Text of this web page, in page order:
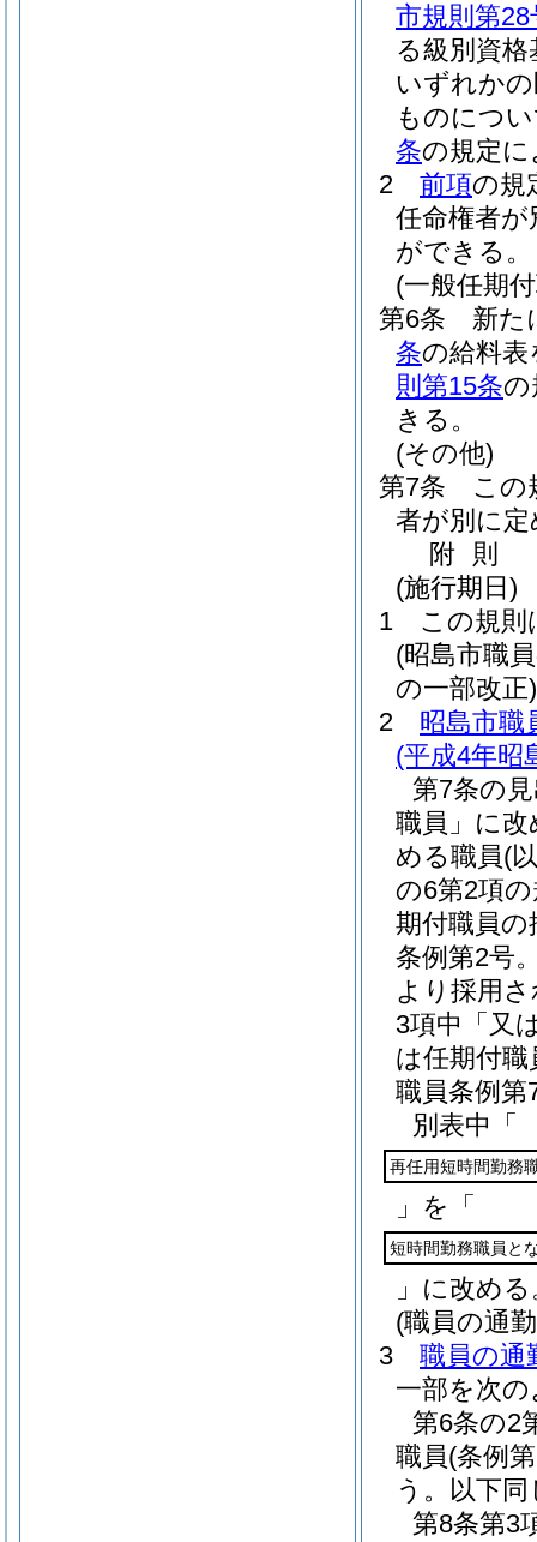
市規則第
る級別資
いずれか
ものにつ
条の規定
2
前項の規
任命権者
ができる。
(一般任期
第6条
新た
条の給料
則第15条の
きる。
(その他)
第7条
この
者が別に
附 則
(施行期日)
1
この規則
(昭島市職
の一部改正)
2
昭島市職
(平成4年昭
第7条の
職員」に
める職員(
の6第2項
期付職員
条例第2号
より採用
3項中「又
は任期付
職員条例第
別表中「
再任用短時間勤務
」を「
短時間勤務職員と
」に改め
(職員の通
3
職員の通
一部を次
第6条の2
職員(条例
う。以下同
第8条第3